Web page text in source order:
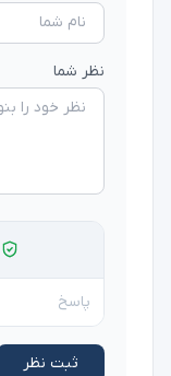
نظر شما
ثبت نظر